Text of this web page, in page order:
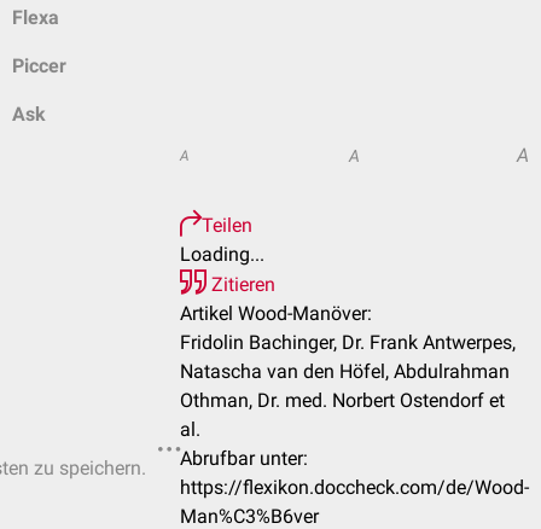
Flexa
Piccer
Ask
zu speichern.
A A A
Teilen
Loading...
Zitieren
Artikel Wood-Manöver:
Fridolin Bachinger, Dr. Frank Antwerpes,
Natascha van den Höfel, Abdulrahman
Othman, Dr. med. Norbert Ostendorf et
al.
Abrufbar unter:
https://flexikon.doccheck.com/de/Wood-
Man%C3%B6ver